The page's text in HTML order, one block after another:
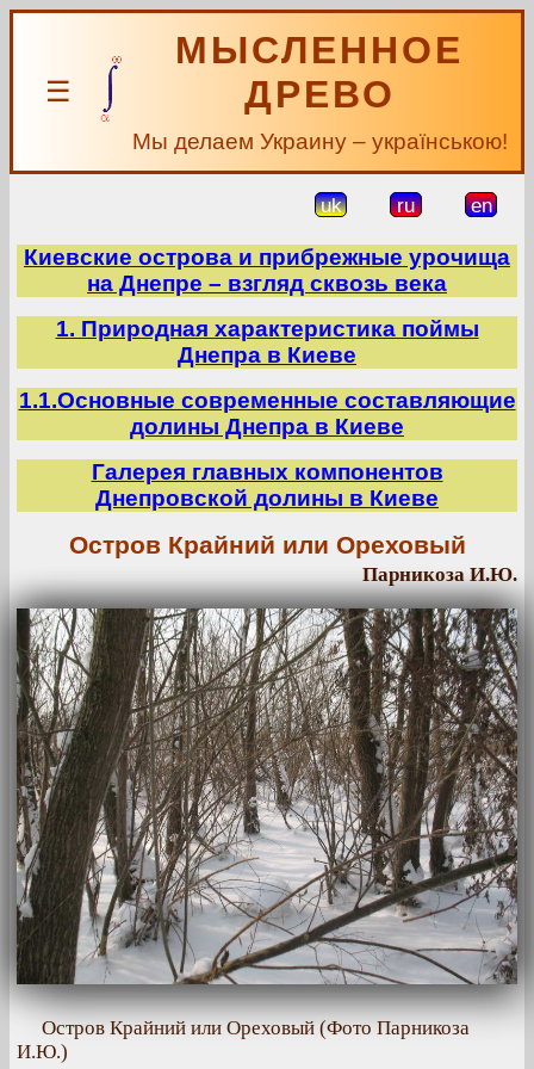
☰
МЫСЛЕННОЕ
ДРЕВО
Мы делаем Украину – українською!
uk ru en
Киевские острова и прибрежные урочища
на Днепре – взгляд сквозь века
1. Природная характеристика поймы
Днепра в Киеве
1.1.Основные современные составляющие
долины Днепра в Киеве
Галерея главных компонентов
Днепровской долины в Киеве
Остров Крайний или Ореховый
Парникоза И.Ю.
Остров Крайний или Ореховый (Фото Парникоза
И.Ю.)